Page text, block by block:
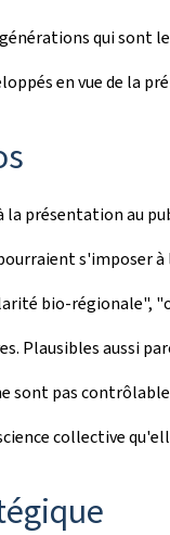
qui sont
en vue de la
présentation au
s'imposer
bio-régionale",
Plausibles aussi
sont pas
collective